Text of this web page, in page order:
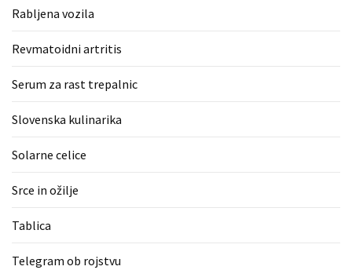
Rabljena vozila
Revmatoidni artritis
Serum za rast trepalnic
Slovenska kulinarika
Solarne celice
Srce in ožilje
Tablica
Telegram ob rojstvu